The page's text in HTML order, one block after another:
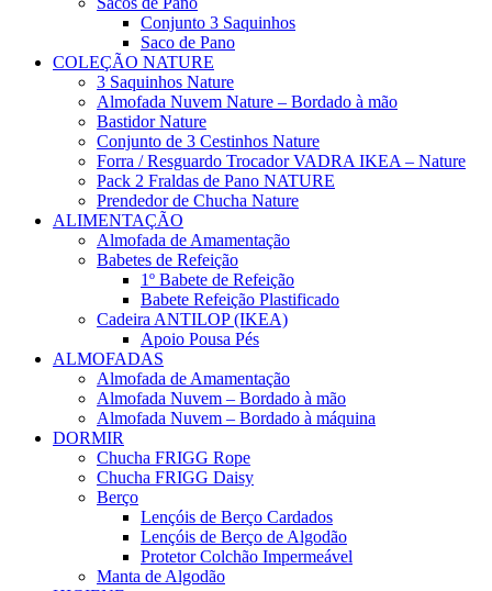
Conjunto 3 Saquinhos
Saco de Pano
COLEÇÃO NATURE
3 Saquinhos Nature
Almofada Nuvem Nature – Bordado à mão
Bastidor Nature
Conjunto de 3 Cestinhos Nature
Forra / Resguardo Trocador VADRA IKEA – Nature
Pack 2 Fraldas de Pano NATURE
Prendedor de Chucha Nature
ALIMENTAÇÃO
Almofada de Amamentação
Babetes de Refeição
1º Babete de Refeição
Babete Refeição Plastificado
Cadeira ANTILOP (IKEA)
Apoio Pousa Pés
ALMOFADAS
Almofada de Amamentação
Almofada Nuvem – Bordado à mão
Almofada Nuvem – Bordado à máquina
DORMIR
Chucha FRIGG Rope
Chucha FRIGG Daisy
Berço
Lençóis de Berço Cardados
Lençóis de Berço de Algodão
Protetor Colchão Impermeável
Manta de Algodão